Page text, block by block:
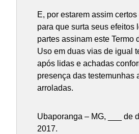
E, por estarem assim
para que surta seus efeitos
partes assinam este Termo
Uso em duas vias de igual
após lidas e achadas
presença das testemunhas
arroladas.
Ubaporanga – MG, ___ de
2017.